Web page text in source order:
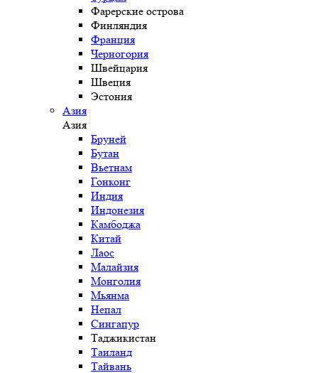
Фарерские острова
Финляндия
Франция
Черногория
Швейцария
Швеция
Эстония
Азия
Азия
Бруней
Бутан
Вьетнам
Гонконг
Индия
Индонезия
Камбоджа
Китай
Лаос
Малайзия
Монголия
Мьянма
Непал
Сингапур
Таджикистан
Таиланд
Тайвань